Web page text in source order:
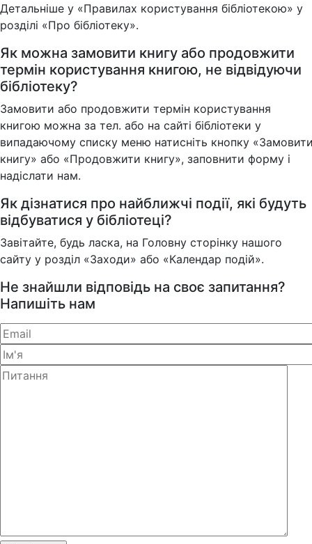
Детальніше у «Правилах користування бібліотекою» у
розділі «Про бібліотеку».
Як можна замовити книгу або продовжити
термін користування книгою, не відвідуючи
бібліотеку?
Замовити або продовжити термін користування
книгою можна за тел. або на сайті бібліотеки у
випадаючому списку меню натисніть кнопку
книгу» або «Продовжити книгу», заповнити форму і
надіслати нам.
Як дізнатися про найближчі події, які будуть
відбуватися у бібліотеці?
Завітайте, будь ласка, на Головну сторінку нашого
сайту у розділ «Заходи» або «Календар подій».
Не знайшли відповідь на своє запитання?
Напишіть нам